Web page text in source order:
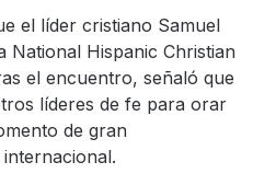
el líder cristiano Samuel
National Hispanic Christian
el encuentro, señaló que
líderes de fe para orar
de gran